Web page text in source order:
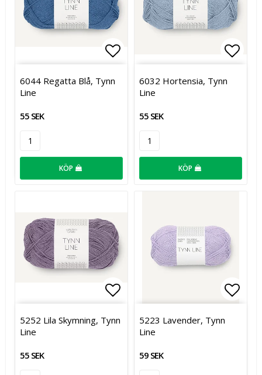
Lägg till i favoritlistan
6044 Regatta Blå, Tynn
Line
55 SEK
KÖP
6032 Hortensia, Tynn
Line
55 SEK
KÖP
Lägg till i favoritlistan
5252 Lila Skymning, Tynn
Line
55 SEK
5223 Lavender, Tynn
Line
59 SEK